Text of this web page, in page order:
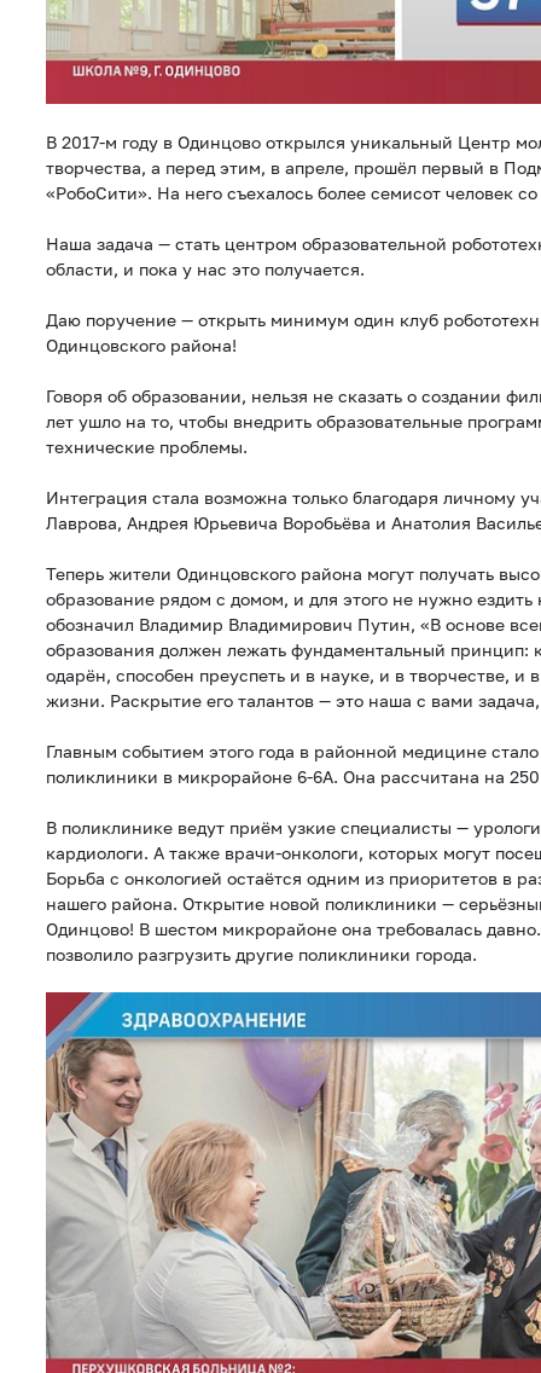
В 2017-м году в Одинцово открылся уникальный Центр
творчества, а перед этим, в апреле, прошёл первый в
«РобоСити». На него съехалось более семисот человек со
Наша задача — стать центром образовательной
области, и пока у нас это получается.
Даю поручение — открыть минимум один клуб
Одинцовского района!
Говоря об образовании, нельзя не сказать о создании
лет ушло на то, чтобы внедрить образовательные
технические проблемы.
Интеграция стала возможна только благодаря личному
Лаврова, Андрея Юрьевича Воробьёва и Анатолия
Теперь жители Одинцовского района могут получать
образование рядом с домом, и для этого не нужно
обозначил Владимир Владимирович Путин, «В основе
образования должен лежать фундаментальный принцип:
одарён, способен преуспеть и в науке, и в творчестве, и
жизни. Раскрытие его талантов — это наша с вами
Главным событием этого года в районной медицине
поликлиники в микрорайоне 6-6А. Она рассчитана на
В поликлинике ведут приём узкие специалисты —
кардиологи. А также врачи-онкологи, которых могут
Борьба с онкологией остаётся одним из приоритетов в
нашего района. Открытие новой поликлиники —
Одинцово! В шестом микрорайоне она требовалась
позволило разгрузить другие поликлиники города.